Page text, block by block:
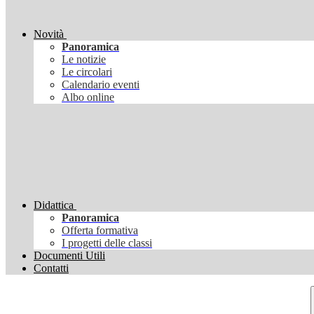
Novità
Panoramica
Le notizie
Le circolari
Calendario eventi
Albo online
Didattica
Panoramica
Offerta formativa
I progetti delle classi
Documenti Utili
Contatti